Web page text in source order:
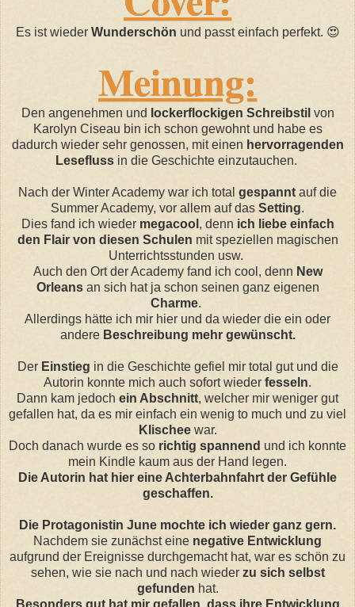
Es ist wieder Wunderschön und passt einfach perfekt. 😍
Meinung:
Den angenehmen und lockerflockigen Schreibstil von
Karolyn Ciseau bin ich schon gewohnt und habe es
dadurch wieder sehr genossen, mit einen hervorragenden
Lesefluss in die Geschichte einzutauchen.
Nach der Winter Academy war ich total gespannt auf die
Summer Academy, vor allem auf das Setting.
Dies fand ich wieder megacool , denn ich liebe einfach
den Flair von diesen Schulen mit speziellen magischen
Unterrichtsstunden usw.
Auch den Ort der Academy fand ich cool, denn New
Orleansan sich hat ja schon seinen ganz eigenen
Charme.
Allerdings hätte ich mir hier und da wieder die ein oder
andere Beschreibung mehr gewünscht.
Der Einstieg in die Geschichte gefiel mir total gut und die
Autorin konnte mich auch sofort wieder fesseln.
Dann kam jedoch ein Abschnitt, welcher mir weniger gut
gefallen hat, da es mir einfach ein wenig to much und zu viel
Klischee war.
Doch danach wurde es so richtig spannend und ich konnte
mein Kindle kaum aus der Hand legen.
Die Autorin hat hier eine Achterbahnfahrt der Gefühle
geschaffen.
Die Protagonistin June mochte ich wieder ganz gern.
Nachdem sie zunächst eine negative Entwicklung
aufgrund der Ereignisse durchgemacht hat, war es schön zu
sehen, wie sie nach und nach wieder zu sich selbst
gefunden hat.